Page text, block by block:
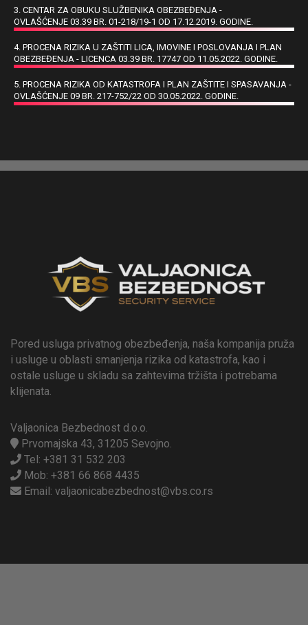
3. CENTAR ZA OBUKU SLUŽBENIKA OBEZBEĐENJA -
OVLAŠĆENJE 03.39 BR. 01-218/19-1 OD 17.12.2019. GODINE.
4. PROCENA RIZIKA U ZAŠTITI LICA, IMOVINE I POSLOVANJA I PLAN
OBEZBEĐENJA - LICENCA 03.39 BR. 17747 OD 11.05.2022. GODINE.
5. PROCENA RIZIKA OD KATASTROFA I PLAN ZAŠTITE I SPASAVANJA -
OVLAŠĆENJE 09 BR. 217-752/22 OD 30.05.2022. GODINE.
Pored usluga privatnog obezbeđenja, naša kompanija pruža
i usluge u oblasti smanjenja rizika od katastrofa, kao i
ostale usluge u skladu sa zahtevima tržišta i potrebama
klijenata.
Valjaonica Bezbednost d.o.o.
Prvomajska 43, 31205 Sevojno.
Tel: +381 31 532 203
Mob: +381 66 868 4435
Email: valjaonicabezbednost@vbs.co.rs